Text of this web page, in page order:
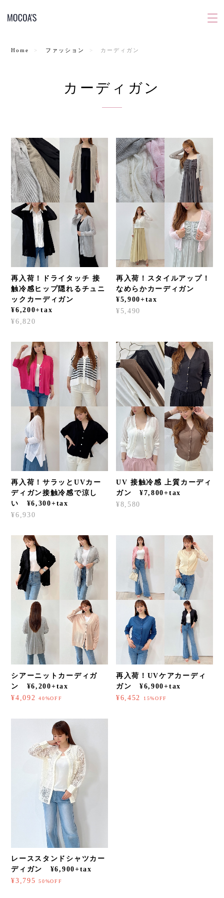
Home ファッション カーディガン
カーディガン
再入荷！ドライタッチ 接
触冷感ヒップ隠れるチュニ
ックカーディガン
¥6,200+tax
¥6,820
再入荷！スタイルアップ！
なめらかカーディガン
¥5,900+tax
¥5,490
再入荷！サラッとUVカー
ディガン接触冷感で涼し
い ¥6,300+tax
¥6,930
UV 接触冷感 上質カーディ
ガン ¥7,800+tax
¥8,580
シアーニットカーディガ
ン ¥6,200+tax
¥4,092
40%OFF
再入荷！UVケアカーディ
ガン ¥6,900+tax
¥6,452
15%OFF
レーススタンドシャツカー
ディガン ¥6,900+tax
¥3,795
50%OFF